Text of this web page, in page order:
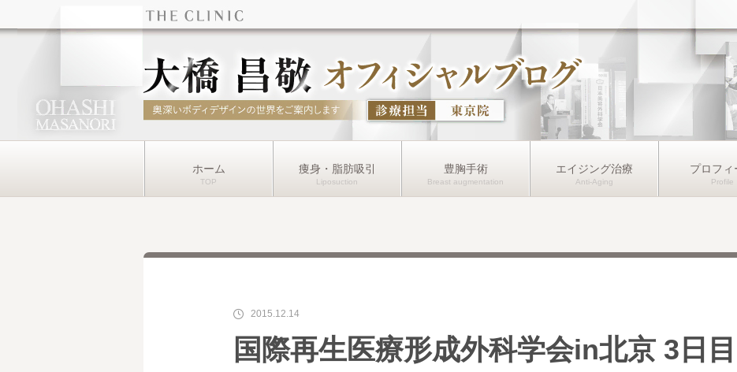
ホーム 痩身・脂肪吸引 豊胸手術 エイジング治療 プロフィ
2015.12.14
国際再生医療形成外科学会in北京 3日目